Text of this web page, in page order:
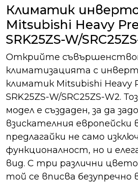
Климатик
Mitsubishi Heavy
SRK25ZS-W/
Открийте
климатизацията с
климатик Mitsubishi Heavy
SRK25ZS-W/SRC25ZS-W2.
модел е създаден, за да
взискателния европейски
предлагайки не само
функционалност, но и
вид. С три различни
той се вписва безупречно